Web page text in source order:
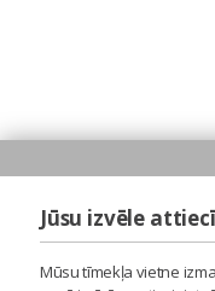
Jūsu izvēle
Mūsu tīmekļa vietne